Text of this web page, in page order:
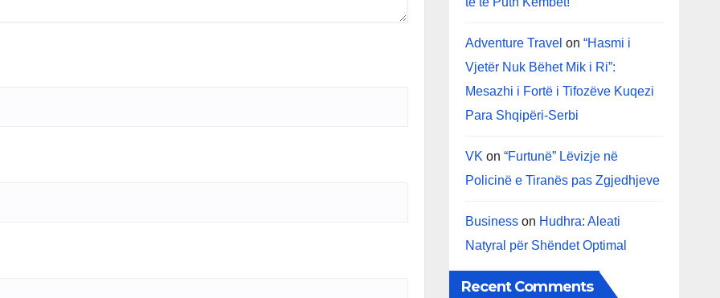
Adventure Travel on “Hasmi i
Vjetër Nuk Bëhet Mik i Ri”:
Mesazhi i Fortë i Tifozëve Kuqezi
Para Shqipëri-Serbi
VK on “Furtunë” Lëvizje në
Policinë e Tiranës pas Zgjedhjeve
Businesson Hudhra: Aleati
Natyral për Shëndet Optimal
Recent Comments